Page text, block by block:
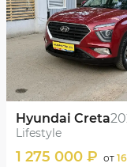
Hyundai Creta
Lifestyle
1 275 000 ₽ от